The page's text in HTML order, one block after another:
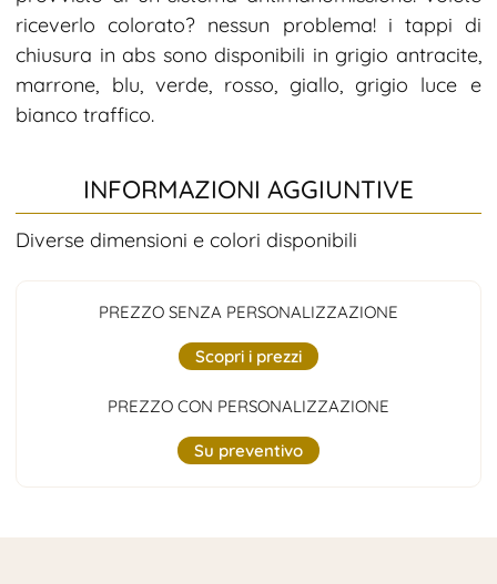
riceverlo colorato? nessun problema! i tappi di
chiusura in abs sono disponibili in grigio antracite,
marrone, blu, verde, rosso, giallo, grigio luce e
bianco traffico.
INFORMAZIONI AGGIUNTIVE
Diverse dimensioni e colori disponibili
PREZZO SENZA PERSONALIZZAZIONE
Scopri i prezzi
PREZZO CON PERSONALIZZAZIONE
Su preventivo